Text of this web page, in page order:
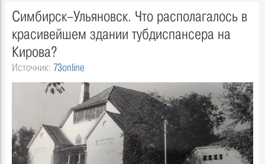
Симбирск–Ульяновск. Что располагалось в
красивейшем здании тубдиспансера на
Кирова?
Источник: 73online